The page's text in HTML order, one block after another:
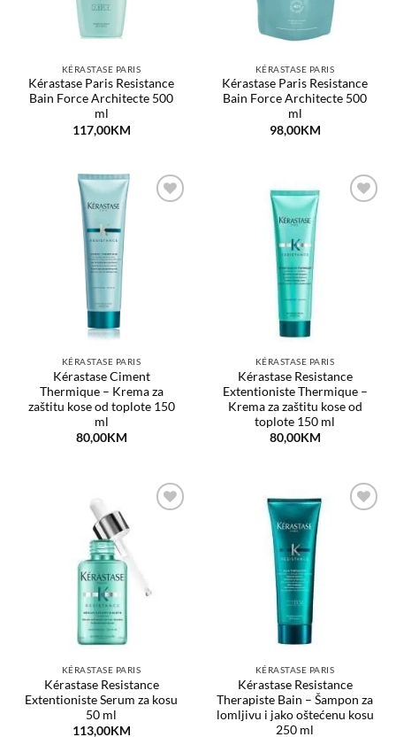
KÉRASTASE PARIS
Kérastase Paris Resistance
Bain Force Architecte 500
ml
117,00KM
KÉRASTASE PARIS
Kérastase Paris Resistance
Bain Force Architecte 500
ml
98,00KM
KÉRASTASE PARIS
Kérastase Ciment
Thermique – Krema za
zaštitu kose od toplote 150
ml
80,00KM
KÉRASTASE PARIS
Kérastase Resistance
Extentioniste Thermique –
Krema za zaštitu kose od
toplote 150 ml
80,00KM
KÉRASTASE PARIS
Kérastase Resistance
Extentioniste Serum za kosu
50 ml
113,00KM
KÉRASTASE PARIS
Kérastase Resistance
Therapiste Bain – Šampon za
lomljivu i jako oštećenu kosu
250 ml